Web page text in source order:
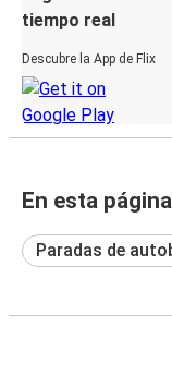
tiempo real
Descubre la App de Flix
En esta página
Paradas de